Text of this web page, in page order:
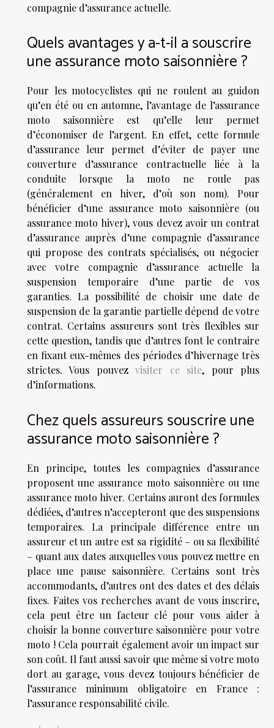
compagnie d’assurance actuelle.
Quels avantages y a-t-il a souscrire
une assurance moto saisonnière ?
Pour les motocyclistes qui ne roulent au guidon
qu’en été ou en automne, l’avantage de l’assurance
moto saisonnière est qu’elle leur permet
d’économiser de l’argent. En effet, cette formule
d’assurance leur permet d’éviter de payer une
couverture d’assurance contractuelle liée à la
conduite lorsque la moto ne roule pas
(généralement en hiver, d’où son nom). Pour
bénéficier d’une assurance moto saisonnière (ou
assurance moto hiver), vous devez avoir un contrat
d’assurance auprès d’une compagnie d’assurance
qui propose des contrats spécialisés, ou négocier
avec votre compagnie d’assurance actuelle la
suspension temporaire d’une partie de vos
garanties. La possibilité de choisir une date de
suspension de la garantie partielle dépend de votre
contrat. Certains assureurs sont très flexibles sur
cette question, tandis que d’autres font le contraire
en fixant eux-mêmes des périodes d’hivernage très
strictes. Vous pouvezvisiter ce site, pour plus
d’informations.
Chez quels assureurs souscrire une
assurance moto saisonnière ?
En principe, toutes les compagnies d’assurance
proposent une assurance moto saisonnière ou une
assurance moto hiver. Certains auront des formules
dédiées, d’autres n’accepteront que des suspensions
temporaires. La principale différence entre un
assureur et un autre est sa rigidité – ou sa flexibilité
– quant aux dates auxquelles vous pouvez mettre en
place une pause saisonnière. Certains sont très
accommodants, d’autres ont des dates et des délais
fixes. Faites vos recherches avant de vous inscrire,
cela peut être un facteur clé pour vous aider à
choisir la bonne couverture saisonnière pour votre
moto ! Cela pourrait également avoir un impact sur
son coût. Il faut aussi savoir que même si votre moto
dort au garage, vous devez toujours bénéficier de
l’assurance minimum obligatoire en France :
l’assurance responsabilité civile.